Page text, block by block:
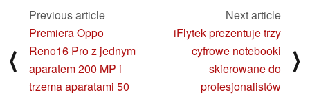
⟨
Previous article
Premiera Oppo
Reno16 Pro z jednym
aparatem 200 MP i
trzema aparatami 50
Next article
iFlytek prezentuje trzy
cyfrowe notebooki
skierowane do
profesjonalistów
⟩